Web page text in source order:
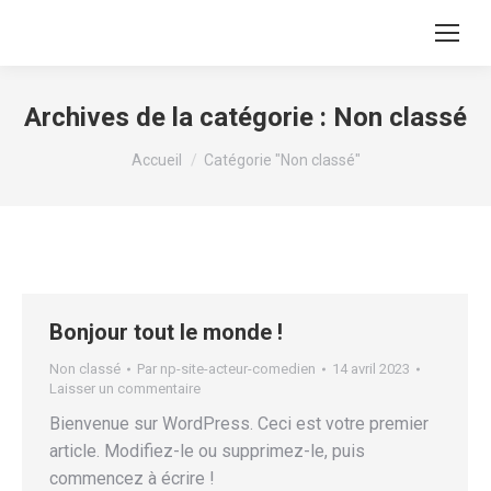
Archives de la catégorie : Non classé
Vous êtes ici :
Accueil Catégorie "Non classé"
Bonjour tout le monde !
Non classé Par np-site-acteur-comedien
14 avril 2023
Laisser un commentaire
Bienvenue sur WordPress. Ceci est votre premier
article. Modifiez-le ou supprimez-le, puis
commencez à écrire !